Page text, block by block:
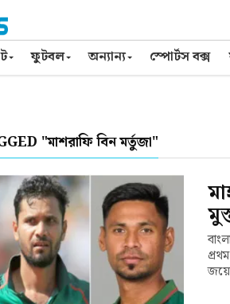
ফুটবল অন্যান্য স্পোর্টস বক্স
"মাশরাফি বিন মর্তুজা"